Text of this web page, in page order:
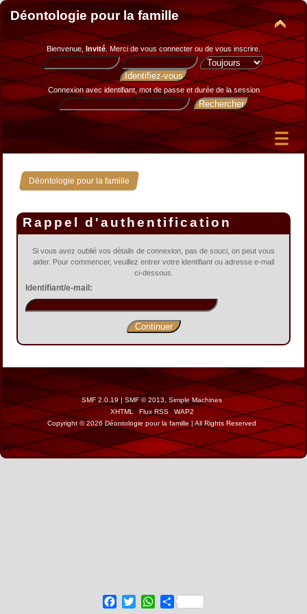
Déontologie pour la famille
Bienvenue, Invité. Merci devous connecter ou de vous inscrire.
Connexion avec identifiant, mot de passe et durée de la session
Déontologie pour la famille
Rappel d'authentification
Si vous avez oublié vos détails de connexion, pas de souci, on peut vous
aider. Pour commencer, veuillez entrer votre identifiant ou adresse e-mail
ci-dessous.
Identifiant/e-mail:
SMF 2.0.19|SMF © 2013, Simple Machines
XHTML
Flux RSS
WAP2
Copyright © 2026 Déontologie pour la famille | All Rights Reserved
Facebook
Twitter WhatsApp
Share